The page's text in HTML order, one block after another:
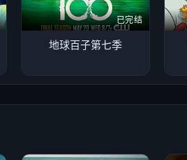
已完结
地球百子第七季